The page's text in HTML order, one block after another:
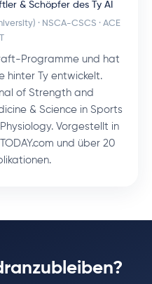
& Schöpfer des Ty AI
· NSCA-CSCS · ACE
Programme und hat
hinter Ty entwickelt.
of Strength and
& Science in Sports
Vorgestellt in
und über 20